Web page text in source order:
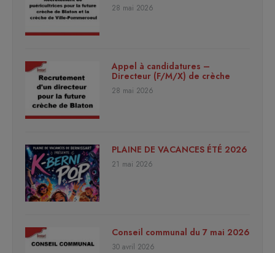
28 mai 2026
Appel à candidatures –
Directeur (F/M/X) de crèche
28 mai 2026
PLAINE DE VACANCES ÉTÉ 2026
21 mai 2026
Conseil communal du 7 mai 2026
30 avril 2026